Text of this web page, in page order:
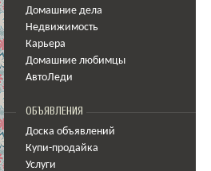
Домашние дела
Недвижимость
Карьера
Домашние любимцы
АвтоЛеди
ОБЪЯВЛЕНИЯ
Доска объявлений
Купи-продайка
Услуги